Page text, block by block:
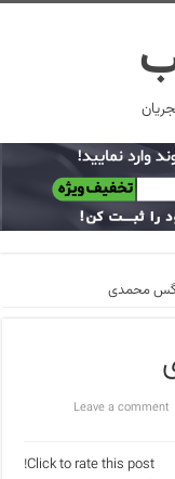
محمدی
Leave a comment
Click to rate this post!